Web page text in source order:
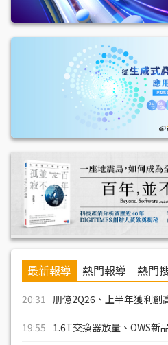
最新報導 熱門報導 熱門
20:31 朋億2Q26、上半年獲利
19:55 1.6T交換器放量、OWS